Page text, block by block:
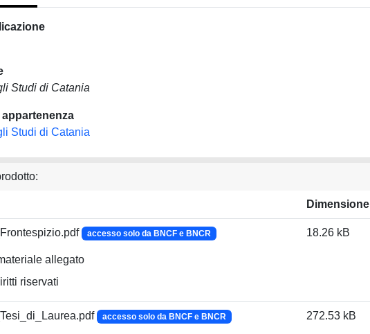
Studi di Catania
Studi di Catania
Dimensione
accesso solo da BNCF e BNCR
allegato
riservati
18.26 kB
accesso solo da BNCF e BNCR 272.53 kB